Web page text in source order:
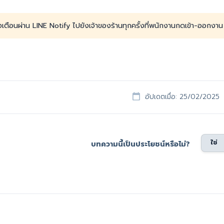
เตือนผ่าน LINE Notify ไปยังเจ้าของร้านทุกครั้งที่พนักงานกดเข้า-ออกงาน
อัปเดตเมื่อ: 25/02/2025
บทความนี้เป็นประโยชน์หรือไม่? ใช่